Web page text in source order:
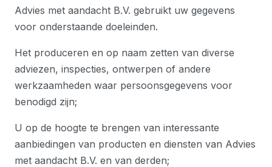
Advies met aandacht B.V. gebruikt uw gegevens
voor onderstaande doeleinden.
Het produceren en op naam zetten van diverse
adviezen, inspecties, ontwerpen of andere
werkzaamheden waar persoonsgegevens voor
benodigd zijn;
U op de hoogte te brengen van interessante
aanbiedingen van producten en diensten van Advies
met aandacht B.V. en van derden;